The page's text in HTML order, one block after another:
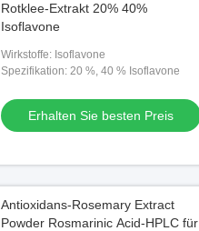
Rotklee-Extrakt 20% 40%
Isoflavone
Wirkstoffe: Isoflavone
Spezifikation: 20 %, 40 % Isoflavone
Erhalten Sie besten Preis
Antioxidans-Rosemary Extract
Powder Rosmarinic Acid-HPLC für